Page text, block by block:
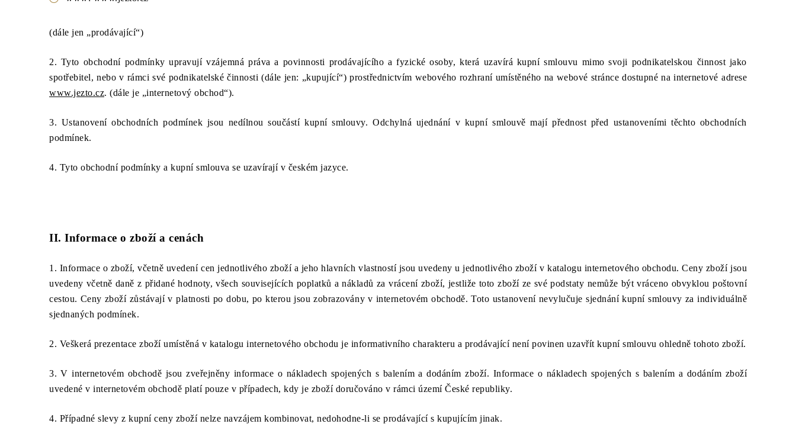
(dále jen „prodávající“)
2. Tyto obchodní podmínky upravují vzájemná práva a povinnosti prodávajícího a fyzické osoby, která uzavírá kupní smlouvu mimo svoji podnikatelskou činnost jako
spotřebitel, nebo v rámci své podnikatelské činnosti (dále jen: „kupující“) prostřednictvím webového rozhraní umístěného na webové stránce dostupné na internetové adrese
www.jezto.cz. (dále je „internetový obchod“).
3. Ustanovení obchodních podmínek jsou nedílnou součástí kupní smlouvy. Odchylná ujednání v kupní smlouvě mají přednost před ustanoveními těchto obchodních
podmínek.
4. Tyto obchodní podmínky a kupní smlouva se uzavírají v českém jazyce.
II. Informace o zboží a cenách
1. Informace o zboží, včetně uvedení cen jednotlivého zboží a jeho hlavních vlastností jsou uvedeny u jednotlivého zboží v katalogu internetového obchodu. Ceny zboží jsou
uvedeny včetně daně z přidané hodnoty, všech souvisejících poplatků a nákladů za vrácení zboží, jestliže toto zboží ze své podstaty nemůže být vráceno obvyklou poštovní
cestou. Ceny zboží zůstávají v platnosti po dobu, po kterou jsou zobrazovány v internetovém obchodě. Toto ustanovení nevylučuje sjednání kupní smlouvy za individuálně
sjednaných podmínek.
2. Veškerá prezentace zboží umístěná v katalogu internetového obchodu je informativního charakteru a prodávající není povinen uzavřít kupní smlouvu ohledně tohoto zboží.
3. V internetovém obchodě jsou zveřejněny informace o nákladech spojených s balením a dodáním zboží. Informace o nákladech spojených s balením a dodáním zboží
uvedené v internetovém obchodě platí pouze v případech, kdy je zboží doručováno v rámci území České republiky.
4. Případné slevy z kupní ceny zboží nelze navzájem kombinovat, nedohodne-li se prodávající s kupujícím jinak.